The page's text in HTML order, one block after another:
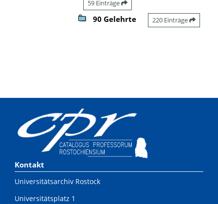
59 Einträge
90 Gelehrte 220 Einträge
Kontakt
Universitätsarchiv Rostock
Universitätsplatz 1